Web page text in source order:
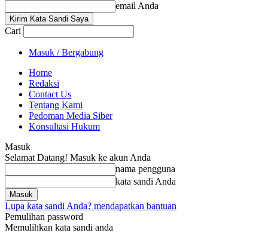
email Anda
Cari
Masuk / Bergabung
Home
Redaksi
Contact Us
Tentang Kami
Pedoman Media Siber
Konsultasi Hukum
Masuk
Selamat Datang! Masuk ke akun Anda
nama pengguna
kata sandi Anda
Lupa kata sandi Anda? mendapatkan bantuan
Pemulihan password
Memulihkan kata sandi anda